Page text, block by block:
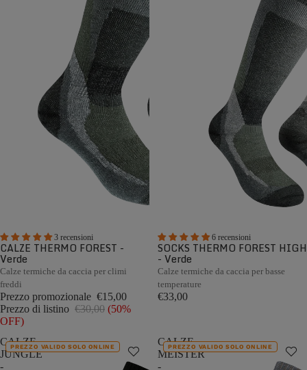
3 recensioni
CALZE THERMO FOREST -
Verde
Calze termiche da caccia per climi
freddi
Prezzo promozionale €15,00
Prezzo di listino €30,00 (50%
OFF)
6 recensioni
SOCKS THERMO FOREST HIGH
- Verde
Calze termiche da caccia per basse
temperature
€33,00
CALZE
JUNGLE
-
PREZZO VALIDO SOLO ONLINE
CALZE
MEISTER
-
PREZZO VALIDO SOLO ONLINE